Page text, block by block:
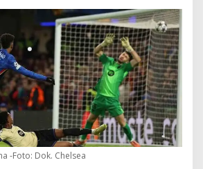
-Foto: Dok. Chelsea